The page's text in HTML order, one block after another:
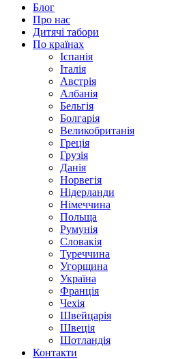
Блог
Про нас
Дитячі табори
По країнах
Іспанія
Італія
Австрія
Албанія
Бельгія
Болгарія
Великобританія
Греція
Грузія
Данія
Норвегія
Нідерланди
Німеччина
Польща
Румунія
Словакія
Туреччина
Угорщина
Україна
Франція
Чехія
Швейцарія
Швеція
Шотландія
Контакти